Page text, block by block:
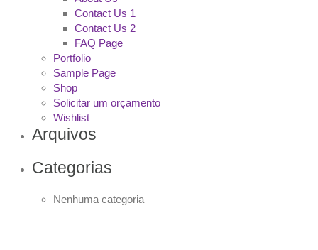
Contact Us 1
Contact Us 2
FAQ Page
Portfolio
Sample Page
Shop
Solicitar um orçamento
Wishlist
Arquivos
Categorias
Nenhuma categoria